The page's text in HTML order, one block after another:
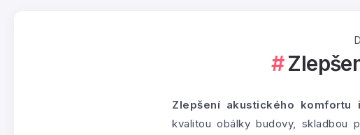
Zlepšení akustického komfortu
kvalitou obálky budovy,